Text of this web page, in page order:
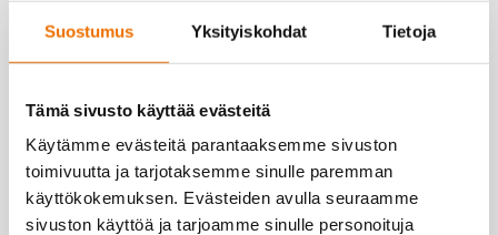
Suostumus Yksityiskohdat Tietoja
Tämä sivusto käyttää evästeitä
Käytämme evästeitä parantaaksemme sivuston
toimivuutta ja tarjotaksemme sinulle paremman
käyttökokemuksen. Evästeiden avulla seuraamme
sivuston käyttöä ja tarjoamme sinulle personoituja
Lue Hukan uutisia!
Lue lisää ajankohtaista-osiossa →